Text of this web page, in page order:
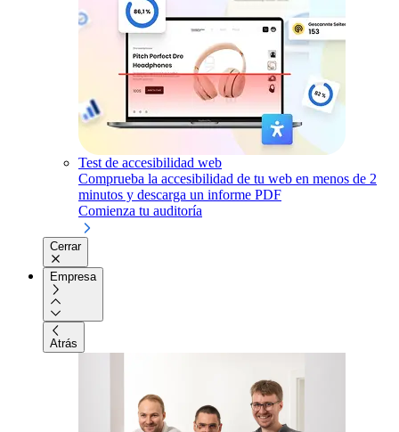
Test de accesibilidad web
Comprueba la accesibilidad de tu web en menos de 2
minutos y descarga un informe PDF
Comienza tu auditoría
Cerrar
Empresa
Atrás